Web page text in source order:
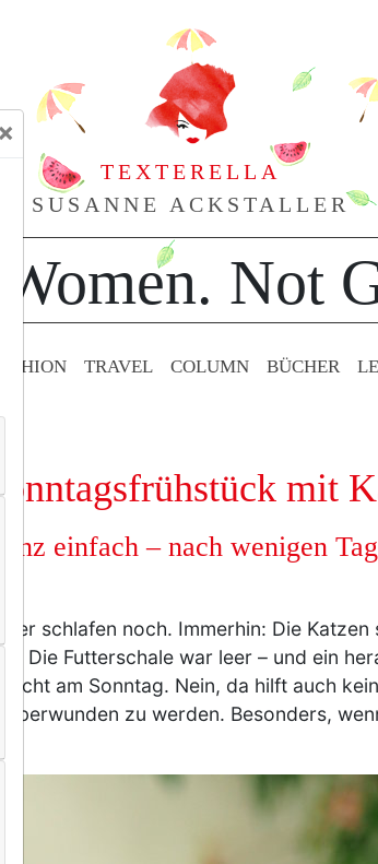
TEXTERELLA
SUSANNE ACKSTALLER
Not
TRAVEL COLUMN BÜCHER
mit
einfach – nach wenigen
schlafen noch. Immerhin: Die
Die Futterschale war leer – und ein
nicht am Sonntag. Nein, da hilft auch
zu werden. Besonders,
×